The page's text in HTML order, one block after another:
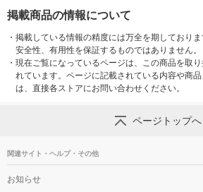
掲載商品の情報について
・ 掲載している情報の精度には万全を期しておりま
安全性、有用性を保証するものではありません。
・ 現在ご覧になっているページは、この商品を取
れています。ページに記載されている内容や商
は、直接各ストアにお問い合わせください。
ページトップへ
関連サイト・ヘルプ・その他
お知らせ